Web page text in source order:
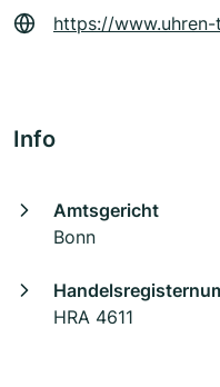
https://
Info
Amtsgericht
Bonn
HRA 4611